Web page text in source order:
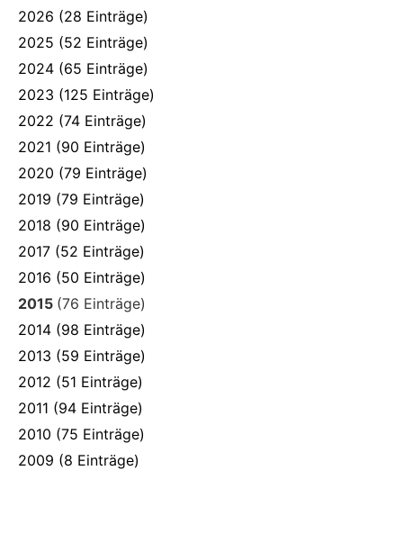
2026 (28 Einträge)
2025 (52 Einträge)
2024 (65 Einträge)
2023 (125 Einträge)
2022 (74 Einträge)
2021 (90 Einträge)
2020 (79 Einträge)
2019 (79 Einträge)
2018 (90 Einträge)
2017 (52 Einträge)
2016 (50 Einträge)
2015 (76 Einträge)
2014 (98 Einträge)
2013 (59 Einträge)
2012 (51 Einträge)
2011 (94 Einträge)
2010 (75 Einträge)
2009 (8 Einträge)